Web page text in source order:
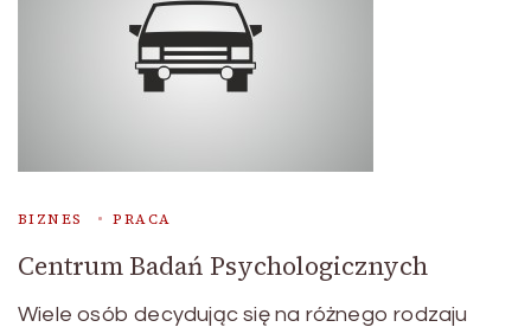
BIZNES PRACA
Centrum Badań Psychologicznych
Wiele osób decydując się na różnego rodzaju